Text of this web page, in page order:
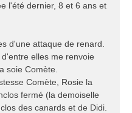
l'été dernier, 8 et 6 ans et
d'une attaque de renard.
elles me renvoie
soie Comète.
Comète, Rosie la
fermé (la demoiselle
des canards et de Didi.